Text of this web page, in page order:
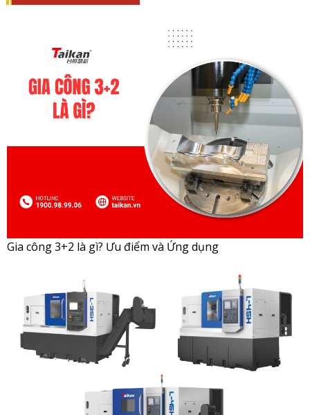
Gia công 3+2 là gì? Ưu điểm và Ứng dụng